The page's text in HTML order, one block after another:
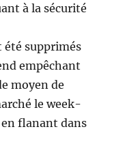
à la sécurité
été supprimés
empêchant
moyen de
le week-
flanant dans